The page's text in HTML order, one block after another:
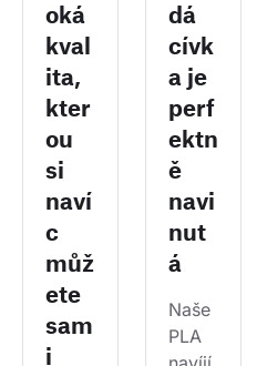
oká
kval
ita,
kter
ou
si
naví
c
můž
ete
sam
i
dá
cívk
a je
perf
ektn
ě
navi
nut
á
Naše
PLA